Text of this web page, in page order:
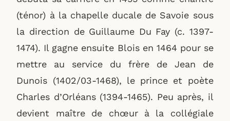
(ténor) à la chapelle ducale de Savoie sous
la direction de Guillaume Du Fay (c. 1397-
1474). Il gagne ensuite Blois en 1464 pour se
mettre au service du frère de Jean de
Dunois (1402/03-1468), le prince et poète
Charles d’Orléans (1394-1465). Peu après, il
devient maître de chœur à la collégiale